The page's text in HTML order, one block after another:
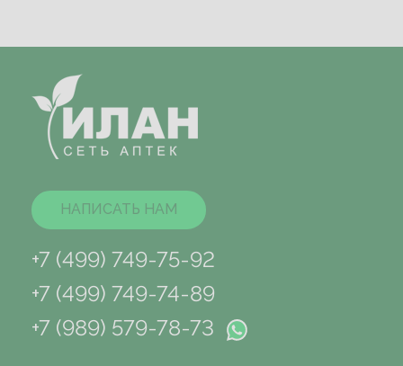
НАПИСАТЬ НАМ
+7 (499) 749-75-92
+7 (499) 749-74-89
+7 (989) 579-78-73